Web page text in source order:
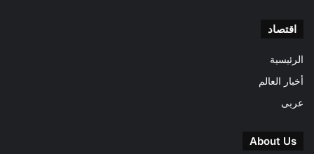
اقتصاد
الرئيسية
أخبار العالم
عربى
About Us